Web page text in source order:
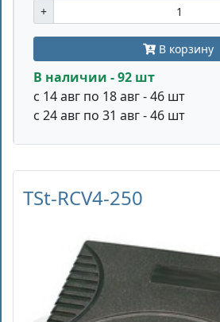
+
В корзину
В наличии - 92 шт
с 14 авг по 18 авг - 46 шт
с 24 авг по 31 авг - 46 шт
TSt-RCV4-250